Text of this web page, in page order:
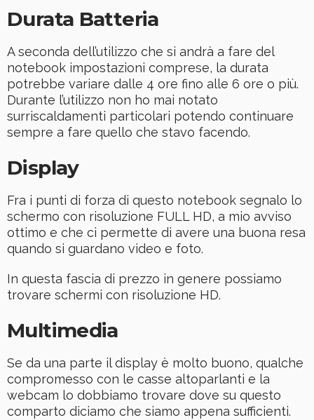
Durata Batteria
A seconda dell’utilizzo che si andrà a fare del
notebook impostazioni comprese, la durata
potrebbe variare dalle 4 ore fino alle 6 ore o più.
Durante l’utilizzo non ho mai notato
surriscaldamenti particolari potendo continuare
sempre a fare quello che stavo facendo.
Display
Fra i punti di forza di questo notebook segnalo lo
schermo con risoluzione FULL HD, a mio avviso
ottimo e che ci permette di avere una buona resa
quando si guardano video e foto.
In questa fascia di prezzo in genere possiamo
trovare schermi con risoluzione HD.
Multimedia
Se da una parte il display è molto buono, qualche
compromesso con le casse altoparlanti e la
webcam lo dobbiamo trovare dove su questo
comparto diciamo che siamo appena sufficienti.